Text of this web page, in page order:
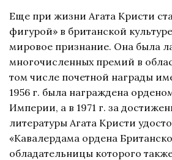
Еще при жизни Агата Кристи
фигурой» в британской
мировое признание. Она была
многочисленных премий в
том числе почетной награды
1956 г. была награждена
Империи, а в 1971 г. за
литературы Агата Кристи
«Кавалердама ордена
обладательницы которого